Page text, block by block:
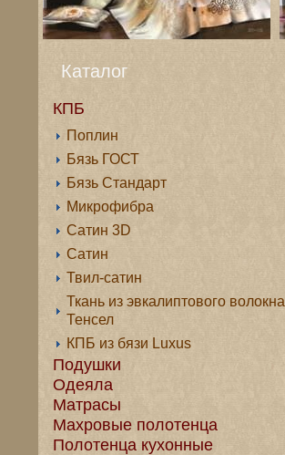
Каталог
КПБ
Поплин
Бязь ГОСТ
Бязь Стандарт
Микрофибра
Сатин 3D
Сатин
Твил-сатин
Ткань из эвкалиптового волокна
Тенсел
КПБ из бязи Luxus
Подушки
Одеяла
Матрасы
Махровые полотенца
Полотенца кухонные